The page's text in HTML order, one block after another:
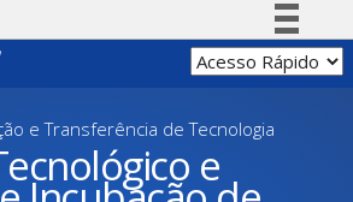
Simplifique!
Participe
Acesso à informação
e Transferência de Tecnologia
e